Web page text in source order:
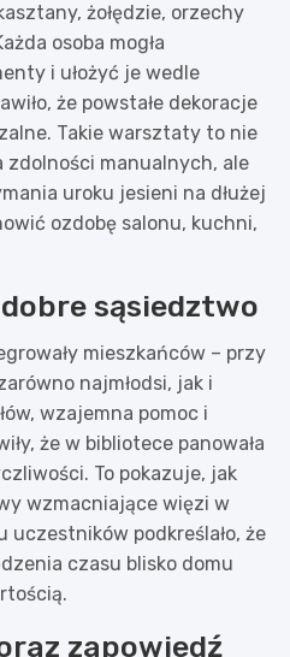
żołędzie, orzechy
osoba mogła
i ułożyć je wedle
że powstałe dekoracje
Takie warsztaty to nie
manualnych, ale
uroku jesieni na dłużej
ozdobę salonu, kuchni,
sąsiedztwo
mieszkańców – przy
najmłodsi, jak i
wzajemna pomoc i
że w bibliotece panowała
To pokazuje, jak
wzmacniające więzi w
uczestników podkreślało, że
czasu blisko domu
zapowiedź